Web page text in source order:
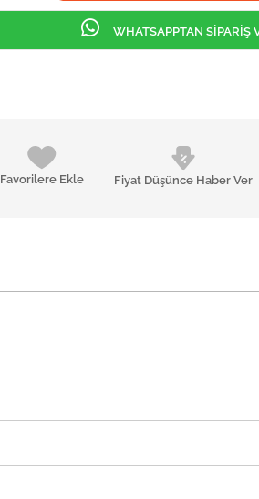
Favorilere Ekle Fiyat Düşünce Haber Ver
WHATSAPPTAN SİPARİŞ